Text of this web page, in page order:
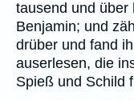
tausend und über
Benjamin; und
drüber und fand
auserlesen, die
Spieß und Schild